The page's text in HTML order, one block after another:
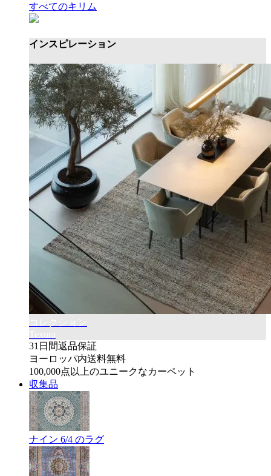
すべてのキリム
インスピレーション
31日間返品保証
ヨーロッパ内送料無料
100,000点以上のユニークなカーペット
収集品
ナイン 6/4 のラグ